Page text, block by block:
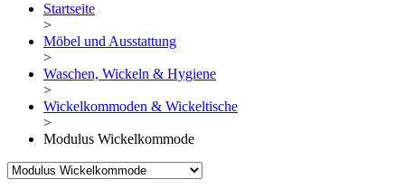
Startseite
>
Möbel und Ausstattung
>
Waschen, Wickeln & Hygiene
>
Wickelkommoden & Wickeltische
>
Modulus Wickelkommode